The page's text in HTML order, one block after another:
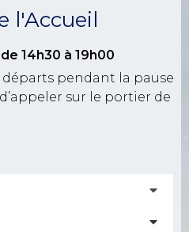
l'Accueil
14h30 à 19h00
départs pendant la pause
sur le portier de